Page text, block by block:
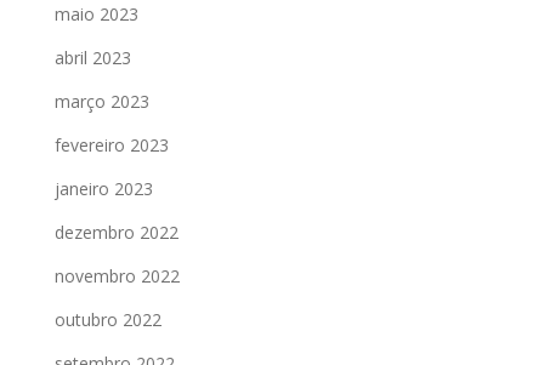
maio 2023
abril 2023
março 2023
fevereiro 2023
janeiro 2023
dezembro 2022
novembro 2022
outubro 2022